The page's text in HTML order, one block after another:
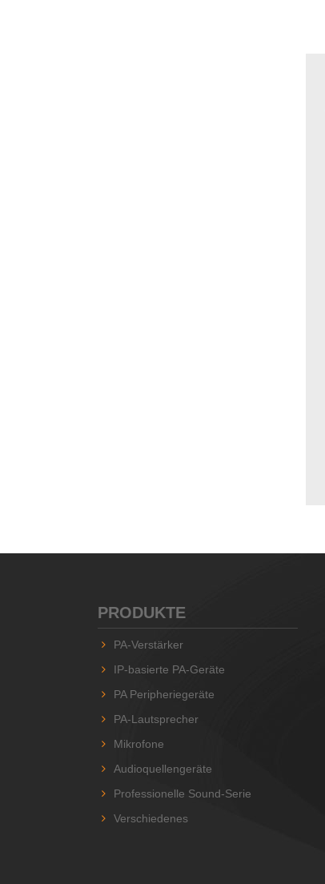
PRODUKTE
PA-Verstärker
IP-basierte PA-Geräte
PA Peripheriegeräte
PA-Lautsprecher
Mikrofone
Audioquellengeräte
Professionelle Sound-Serie
Verschiedenes